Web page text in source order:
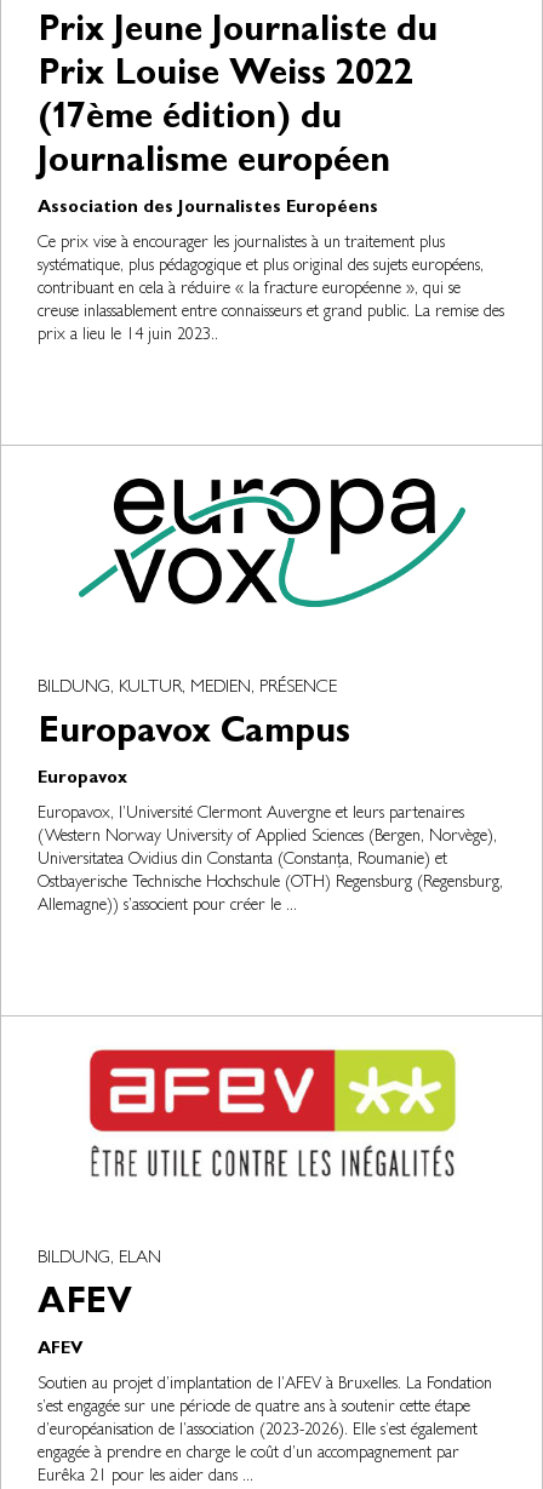
Prix Jeune Journaliste du
Prix Louise Weiss 2022
(17ème édition) du
Journalisme européen
Association des Journalistes Européens
Ce prix vise à encourager les journalistes à un traitement plus
systématique, plus pédagogique et plus original des sujets européens,
contribuant en cela à réduire « la fracture européenne », qui se
creuse inlassablement entre connaisseurs et grand public. La remise des
prix a lieu le 14 juin 2023..
BILDUNG, KULTUR, MEDIEN, PRÉSENCE
Europavox Campus
Europavox
Europavox, l’Université Clermont Auvergne et leurs partenaires
(Western Norway University of Applied Sciences (Bergen, Norvège),
Universitatea Ovidius din Constanta (Constanța, Roumanie) et
Ostbayerische Technische Hochschule (OTH) Regensburg (Regensburg,
Allemagne)) s’associent pour créer le ...
BILDUNG, ELAN
AFEV
AFEV
Soutien au projet d’implantation de l’AFEV à Bruxelles. La Fondation
s’est engagée sur une période de quatre ans à soutenir cette étape
d’européanisation de l’association (2023-2026). Elle s’est également
engagée à prendre en charge le coût d’un accompagnement par
Eurêka 21 pour les aider dans ...